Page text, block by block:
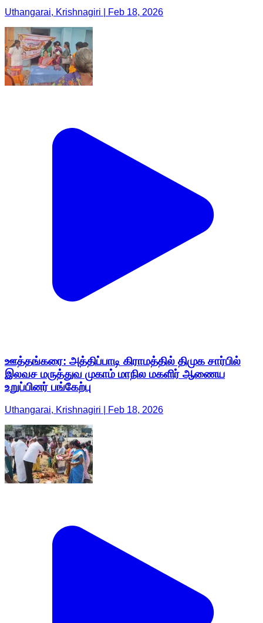
Uthangarai, Krishnagiri | Feb 18, 2026
ஊத்தங்கரை: அத்திப்பாடி கிராமத்தில் திமுக சார்பில்
இலவச மருத்துவ முகாம் மாநில மகளிர் ஆணைய
உறுப்பினர் பங்கேற்பு
Uthangarai, Krishnagiri | Feb 18, 2026